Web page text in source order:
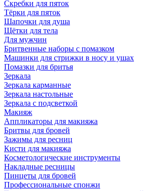
Скребки для пяток
Тёрки для пяток
Шапочки для душа
Щётки для тела
Для мужчин
Бритвенные наборы с помазком
Машинки для стрижки в носу и ушах
Помазки для бритья
Зеркала
Зеркала карманные
Зеркала настольные
Зеркала с подсветкой
Макияж
Аппликаторы для макияжа
Бритвы для бровей
Зажимы для ресниц
Кисти для макияжа
Косметологические инструменты
Накладные ресницы
Пинцеты для бровей
Профессиональные спонжи